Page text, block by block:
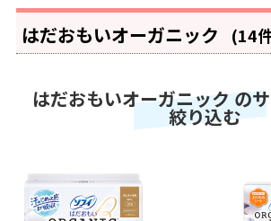
はだおもいオーガニック (14
はだおもいオーガニック の
絞り込む